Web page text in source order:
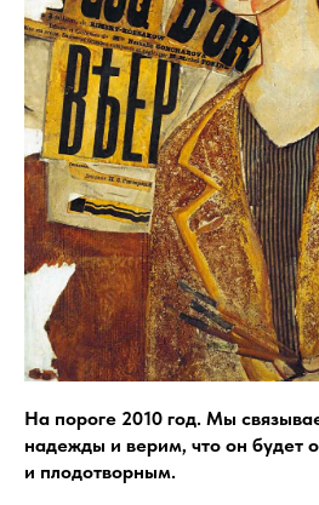
На пороге 2010 год. Мы
надежды и верим, что он будет
и плодотворным.